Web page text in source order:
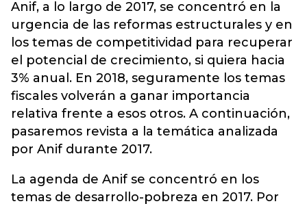
Anif, a lo largo de 2017, se concentró en la
urgencia de las reformas estructurales y en
los temas de competitividad para recuperar
el potencial de crecimiento, si quiera hacia
3% anual. En 2018, seguramente los temas
fiscales volverán a ganar importancia
relativa frente a esos otros. A continuación,
pasaremos revista a la temática analizada
por Anif durante 2017.
La agenda de Anif se concentró en los
temas de desarrollo-pobreza en 2017. Por